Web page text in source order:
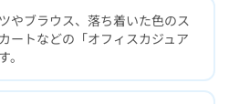
やブラウス、落ち着いた色のス
ートなどの「オフィスカジュア
。